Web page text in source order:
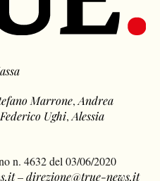
Marrone,Andrea
Federico Ughi,Alessia
n. 4632 del 03/06/2020
–direzione@true-news.it